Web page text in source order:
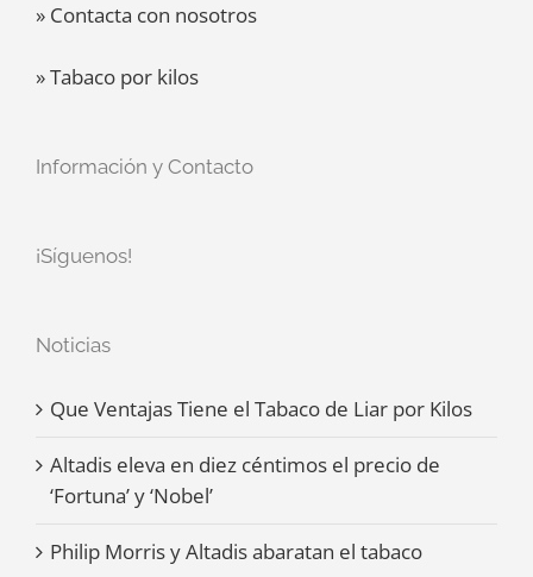
» Contacta con nosotros
» Tabaco por kilos
Información y Contacto
¡Síguenos!
Noticias
Que Ventajas Tiene el Tabaco de Liar por Kilos
Altadis eleva en diez céntimos el precio de
‘Fortuna’ y ‘Nobel’
Philip Morris y Altadis abaratan el tabaco